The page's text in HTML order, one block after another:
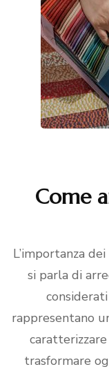
Come
L’importanza
si parla di
rappresentano
trasformare